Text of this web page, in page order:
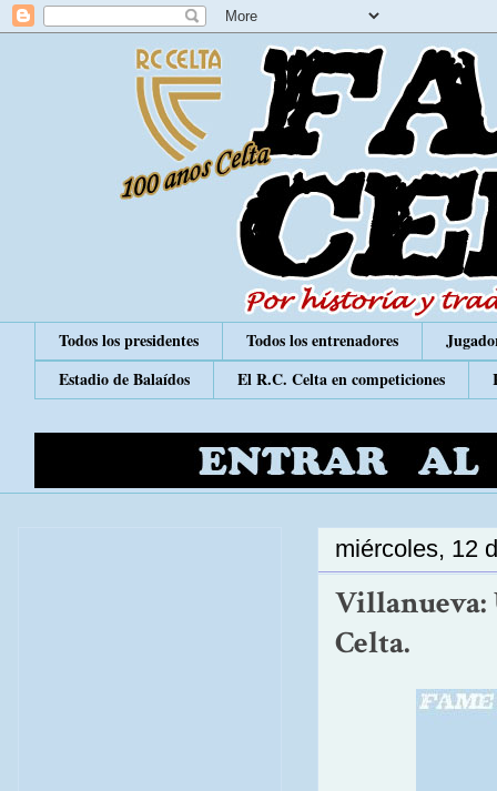
Todos los presidentes Todos los entrenadores
Estadio de Balaídos
El R.C. Celta en competiciones
miércoles, 12
Villanueva:
Celta.